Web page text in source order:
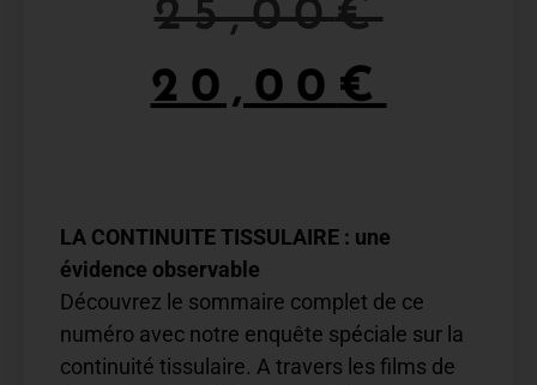
25,00€
20,00 €
LA CONTINUITE TISSULAIRE : une
évidence observable
Découvrez le sommaire complet de ce
numéro avec notre enquête spéciale sur la
continuité tissulaire. A travers les films de